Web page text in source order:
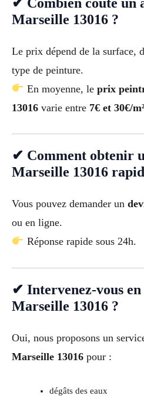
Marseille 13016 ?
Le prix dépend de la surface,
type de peinture.
En moyenne, le prix
13016 varie entre 7€ et 30€/m²
✔ Comment obtenir
Marseille 13016
Vous pouvez demander un
ou en ligne.
Réponse rapide sous 24h.
✔ Intervenez-vous en
Marseille 13016 ?
Oui, nous proposons un
Marseille 13016 pour :
dégâts des eaux